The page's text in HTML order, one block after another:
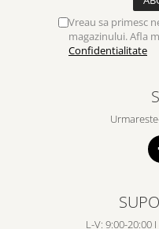
Vreau sa primesc
magazinului. Afla
Confidentialitate
L-V: 9:00-20:00